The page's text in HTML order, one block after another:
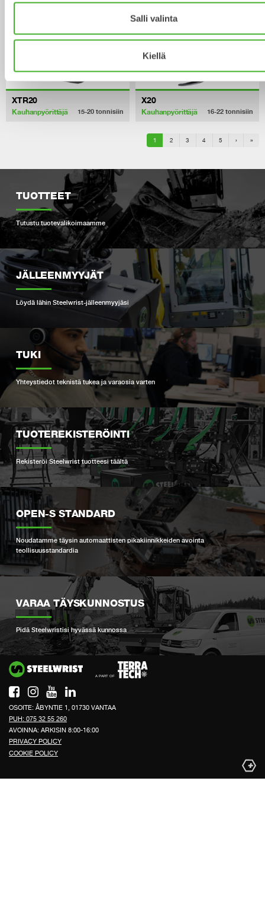
Salli valinta
Kiellä
XTR20
Kauhanpyörittäjä 15-20 tonnisiin
X20
Kauhanpyörittäjä 16-22 tonnisiin
1 2 3 4 5 › »
TUOTTEET
Tutustu tuotevalikoimaamme
JÄLLEENMYYJÄT
Löydä lähin Steelwrist-jälleenmyyjäsi
TUKI
Yhteystiedot teknistä tukea ja varaosia varten
TUOTEREKISTERÖINTI
Rekisteröi Steelwrist tuotteesi täältä
OPEN-S STANDARD
Noudatamme täysin automaattisten pikakiinnikkeiden avointa
teollisuusstandardia
VARAA TÄYSKUNNOSTUS
Pidä Steelwristisi hyvässä kunnossa
OSOITE: ÅBYNTIE 1, 01730 VANTAA
PUH: 075 32 55 260
AVOINNA: ARKISIN 8:00-16:00
PRIVACY POLICY
COOKIE POLICY